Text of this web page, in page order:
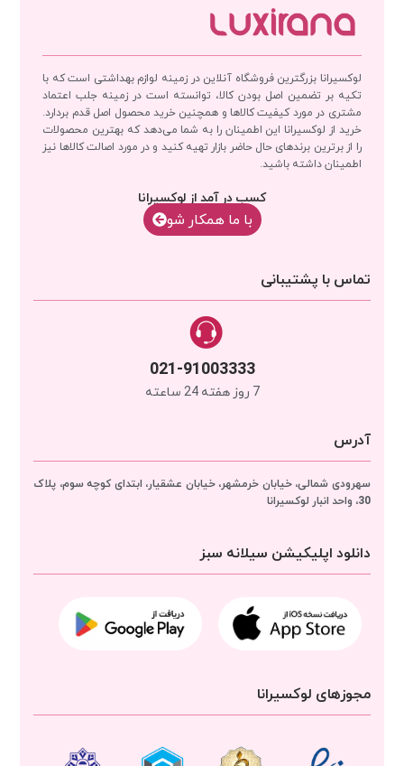
لوکسیرانا بزرگترین فروشگاه آنلاین در زمینه لوازم بهداشتی است که با
تکیه بر تضمین اصل بودن کالا، توانسته است در زمینه جلب اعتماد
مشتری در مورد کیفیت کالاها و همچنین خرید محصول اصل قدم بردارد.
خرید از لوکسیرانا این اطمینان را به شما می‌دهد که بهترین محصولات
را از برترین برندهای حال حاضر بازار تهیه کنید و در مورد اصالت کالاها نیز
اطمینان داشته باشید.
کسب در آمد از لوکسیرانا
با‌‌ ما همکار شو
تماس با پشتیبانی
021-91003333
7 روز هفته 24 ساعته
آدرس
سهرودی شمالی، خیابان خرمشهر، خیابان عشقیار، ابتدای کوچه سوم، پلاک
30، واحد انبار
لوکسیرانا
دانلود اپلیکیشن سیلانه سبز
مجوزهای لوکسیرانا